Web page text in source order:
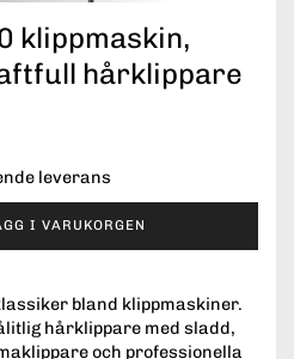
klippmaskin,
hårklippare
leverans
I VARUKORGEN
bland klippmaskiner.
hårklippare med sladd,
och professionella